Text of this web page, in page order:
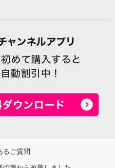
るご質問